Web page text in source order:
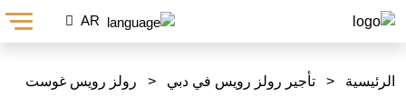
الرئيسية < تأجير رولز رويس في دبي < رولز رويس غوست